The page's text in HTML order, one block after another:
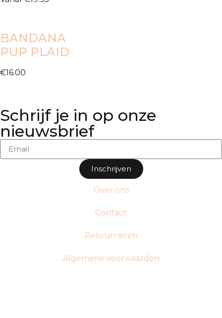
BANDANA
PUP PLAID
€16.00
Schrijf je in op onze
nieuwsbrief
Inschrijven
Over ons
Contact
Retourneren
Algemene voorwaarden